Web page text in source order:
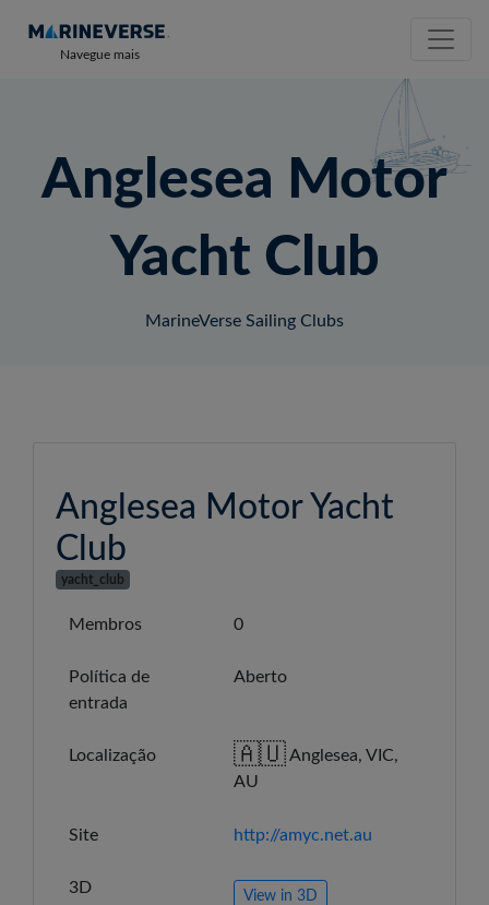
Navegue mais
Anglesea Motor
Yacht Club
MarineVerse Sailing Clubs
Anglesea Motor Yacht
Club
yacht_club
Membros 0
Política de
entrada
Aberto
Localização 🇦🇺Anglesea, VIC,
AU
Site http://amyc.net.au
3D View in 3D